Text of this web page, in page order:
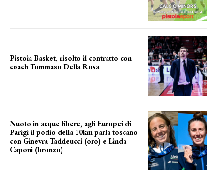
Pistoia Basket, risolto il contratto con
coach Tommaso Della Rosa
Nuoto in acque libere, agli Europei di
Parigi il podio della 10km parla toscano
con Ginevra Taddeucci (oro) e Linda
Caponi (bronzo)